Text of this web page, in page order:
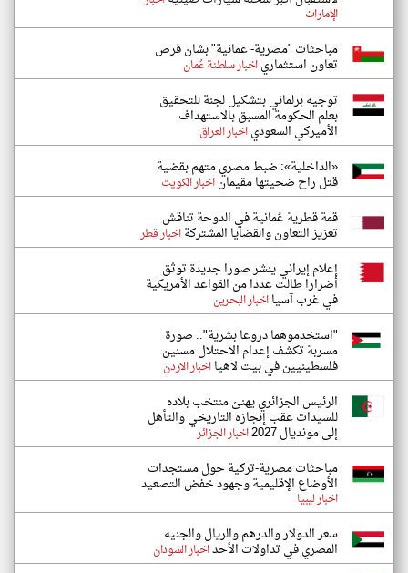
الإمارات
مباحثات "مصرية- عمانية" بشان فرص
تعاون استثمارياخبار سلطنة عُمان
توجيه برلماني بتشكيل لجنة للتحقيق
بعلم الحكومة المسبق بالاستهداف
الأميركي السعودياخبار العراق
«الداخلية»: ضبط مصري متهم بقضية
قتل راح ضحيتها مقيماناخبار الكويت
قمة قطرية عُمانية في الدوحة تناقش
تعزيز التعاون والقضايا المشتركةاخبار قطر
إعلام إيراني ينشر صورا جديدة توثق
أضرارا طالت عددا من القواعد الأمريكية
في غرب آسيااخبار البحرين
"استخدموهما دروعا بشرية".. صورة
مسربة تكشف إعدام الاحتلال مسنين
فلسطينيين في بيت لاهيااخبار الاردن
الرئيس الجزائري يهنئ منتخب بلاده
للسيدات عقب إنجازه التاريخي والتأهل
إلى مونديال 2027 اخبار الجزائر
مباحثات مصرية-تركية حول مستجدات
الأوضاع الإقليمية وجهود خفض التصعيد
اخبار ليبيا
سعر الدولار والدرهم والريال والجنيه
المصري في تداولات الأحداخبار السودان